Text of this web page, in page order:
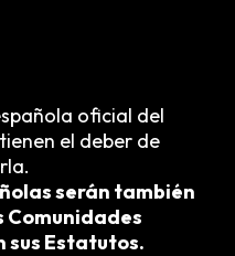
oficial del
el deber de
serán también
Comunidades
sus Estatutos.